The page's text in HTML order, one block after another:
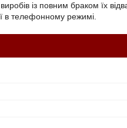
із повним браком їх
в телефонному режимі.